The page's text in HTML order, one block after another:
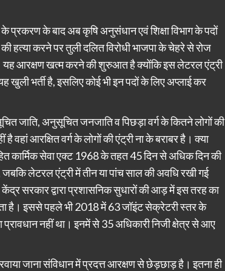
प्रकरण के बाद अब कृषि अनुसंधान एवं शिक्षा विभाग के पदों
हत्या करने पर तुली दलित विरोधी भाजपा के चेहरे से रोज
यह आरक्षण खत्म करने की शुरुआत है क्योंकि इस लेटरल एंट्री
खुली भर्ती है, इसलिए कोई भी इन पदों के लिए अप्लाई कर
जाति, अनुसूचित जनजाति व पिछड़ा वर्ग के कितने लोगों की
वहां आरक्षित वर्ग के लोगों की एंट्री ना के बराबर है। क्या
कार्मिक सेवा एक्ट 1968 के तहत 45 दिन से अधिक दिन की
जबकि लेटरल एंट्री में तीन या पांच साल की अवधि रखी गई
सरकार द्वारा प्रशासनिक सुधारों की आड़ में इस तरह का
है। इससे पहले भी 2018 में 63 जॉइंट सेक्रेटरी स्तर के
प्रावधान नहीं था। इनमें से 35 अधिकारी निजी क्षेत्र से आए
जाना संविधान में प्रदत्त आरक्षण से छेड़छाड़ है। इतना ही